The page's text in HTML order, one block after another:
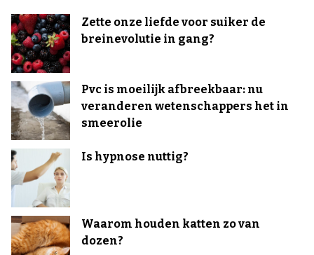
Zette onze liefde voor suiker de
breinevolutie in gang?
Pvc is moeilijk afbreekbaar: nu
veranderen wetenschappers het in
smeerolie
Is hypnose nuttig?
Waarom houden katten zo van
dozen?